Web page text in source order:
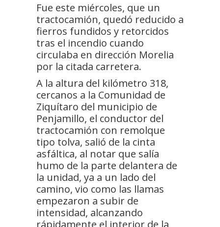
Fue este miércoles, que un
tractocamión, quedó reducido a
fierros fundidos y retorcidos
tras el incendio cuando
circulaba en dirección Morelia
por la citada carretera.
A la altura del kilómetro 318,
cercanos a la Comunidad de
Ziquítaro del municipio de
Penjamillo, el conductor del
tractocamión con remolque
tipo tolva, salió de la cinta
asfáltica, al notar que salía
humo de la parte delantera de
la unidad, ya a un lado del
camino, vio como las llamas
empezaron a subir de
intensidad, alcanzando
rápidamente el interior de la